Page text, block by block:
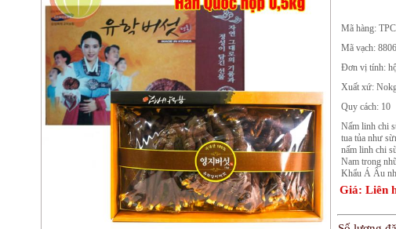
Mã hàng:
Mã vạch:
Đơn vị tính:
Xuất xứ:
Quy cách: 10
Nấm linh chi
tua tủa như
nấm linh chi
Nam trong
Khẩu Á Âu
Giá: Liên